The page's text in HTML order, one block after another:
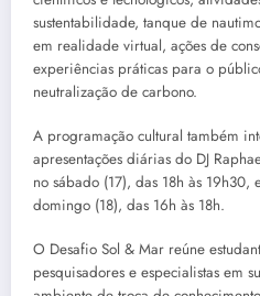
sustentabilidade, tanque de
em realidade virtual, ações de
experiências práticas para o
neutralização de carbono.
A programação cultural também
apresentações diárias do DJ
no sábado (17), das 18h às
domingo (18), das 16h às 18h.
O Desafio Sol & Mar reúne
pesquisadores e especialistas em